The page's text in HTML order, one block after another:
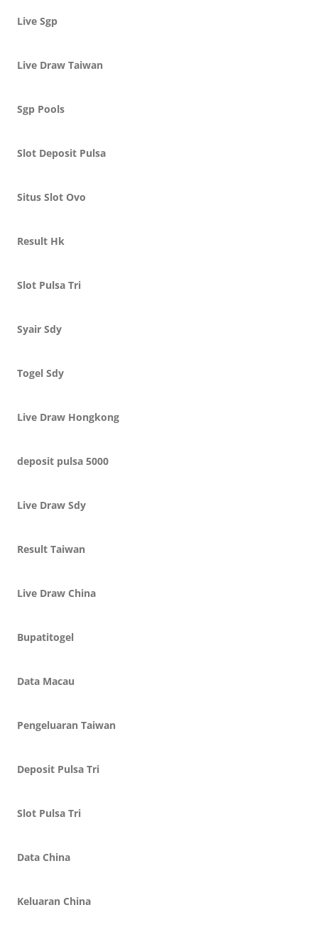
Live Sgp
Live Draw Taiwan
Sgp Pools
Slot Deposit Pulsa
Situs Slot Ovo
Result Hk
Slot Pulsa Tri
Syair Sdy
Togel Sdy
Live Draw Hongkong
deposit pulsa 5000
Live Draw Sdy
Result Taiwan
Live Draw China
Bupatitogel
Data Macau
Pengeluaran Taiwan
Deposit Pulsa Tri
Slot Pulsa Tri
Data China
Keluaran China